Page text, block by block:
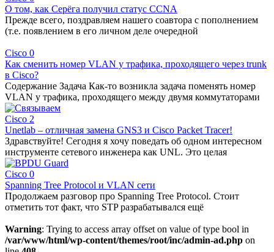
О том, как Серёга получил статус CCNA
Прежде всего, поздравляем нашего соавтора с пополнением
(т.е. появлением в его личном деле очередной
Cisco 0
Как сменить номер VLAN у трафика, проходящего через trunk
в Cisco?
Содержание Задача Как-то возникла задача поменять номер
VLAN у трафика, проходящего между двумя коммутаторами
Cisco 2
Unetlab – отличная замена GNS3 и Cisco Packet Tracer!
Здравствуйте! Сегодня я хочу поведать об одном интересном
инструменте сетевого инженера как UNL. Это целая
Cisco 0
Spanning Tree Protocol и VLAN сети
Продолжаем разговор про Spanning Tree Protocol. Стоит
отметить тот факт, что STP разрабатывался ещё
Warning: Trying to access array offset on value of type bool in
/var/www/html/wp-content/themes/root/inc/admin-ad.php on